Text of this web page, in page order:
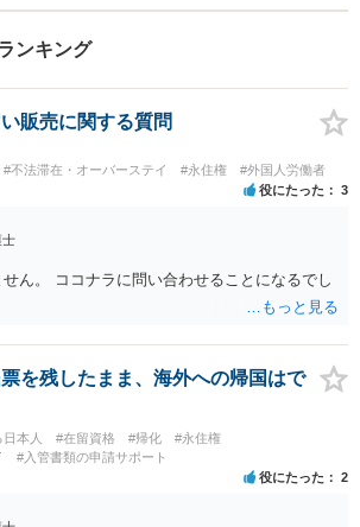
ンキング
販売に関する質問
#不法滞在・オーバーステイ #永住権 #外国人労働者
役にたった 3
士
ん。 ココナラに問い合わせることになるでし
を残したまま、海外への帰国はで
本人 #在留資格 #帰化
#永住権
#入管書類の申請サポート
役にたった 2